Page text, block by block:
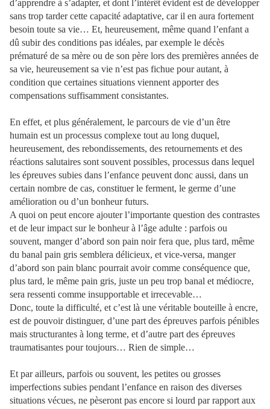
d’apprendre à s’adapter, et dont l’intérêt évident est de développer
sans trop tarder cette capacité adaptative, car il en aura fortement
besoin toute sa vie… Et, heureusement, même quand l’enfant a
dû subir des conditions pas idéales, par exemple le décès
prématuré de sa mère ou de son père lors des premières années de
sa vie, heureusement sa vie n’est pas fichue pour autant, à
condition que certaines situations viennent apporter des
compensations suffisamment consistantes.
En effet, et plus généralement, le parcours de vie d’un être
humain est un processus complexe tout au long duquel,
heureusement, des rebondissements, des retournements et des
réactions salutaires sont souvent possibles, processus dans lequel
les épreuves subies dans l’enfance peuvent donc aussi, dans un
certain nombre de cas, constituer le ferment, le germe d’une
amélioration ou d’un bonheur futurs.
A quoi on peut encore ajouter l’importante question des contrastes
et de leur impact sur le bonheur à l’âge adulte : parfois ou
souvent, manger d’abord son pain noir fera que, plus tard, même
du banal pain gris semblera délicieux, et vice-versa, manger
d’abord son pain blanc pourrait avoir comme conséquence que,
plus tard, le même pain gris, juste un peu trop banal et médiocre,
sera ressenti comme insupportable et irrecevable…
Donc, toute la difficulté, et c’est là une véritable bouteille à encre,
est de pouvoir distinguer, d’une part des épreuves parfois pénibles
mais structurantes à long terme, et d’autre part des épreuves
traumatisantes pour toujours… Rien de simple…
Et par ailleurs, parfois ou souvent, les petites ou grosses
imperfections subies pendant l’enfance en raison des diverses
situations vécues, ne pèseront pas encore si lourd par rapport aux